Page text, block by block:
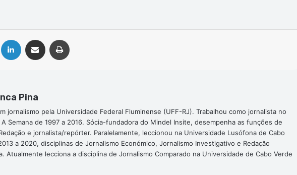
Linkedin Compartilhar via e-mail
Pina
jornalismo pela Universidade Federal Fluminense (UFF-RJ). Trabalhou como jornalista no
Semana de 1997 a 2016. Sócia-fundadora do Mindel Insite, desempenha as funções de
e jornalista/repórter. Paralelamente, leccionou na Universidade Lusófona de Cabo
a 2020, disciplinas de Jornalismo Económico, Jornalismo Investigativo e Redação
Atualmente lecciona a disciplina de Jornalismo Comparado na Universidade de Cabo Verde